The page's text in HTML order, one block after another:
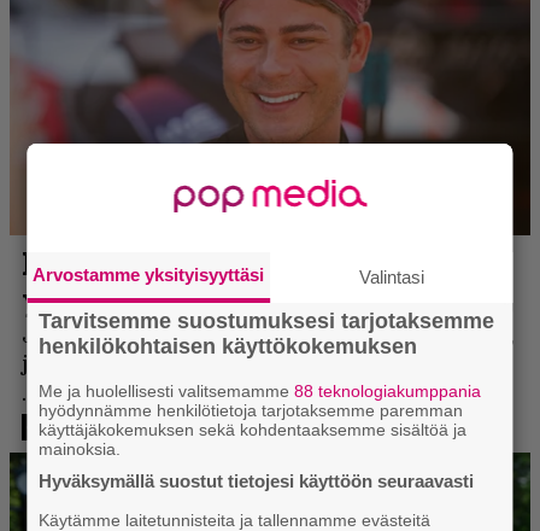
Arvostamme yksityisyyttäsi Valintasi
Tarvitsemme suostumuksesi tarjotaksemme
henkilökohtaisen käyttökokemuksen
Me ja huolellisesti valitsemamme88 teknologiakumppania
hyödynnämme henkilötietoja tarjotaksemme paremman
käyttäjäkokemuksen sekä kohdentaaksemme sisältöä ja
mainoksia.
Hyväksymällä suostut tietojesi käyttöön seuraavasti
Käytämme laitetunnisteita ja tallennamme evästeitä